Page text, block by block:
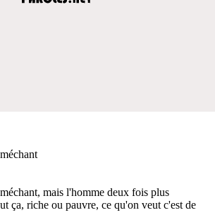
mais l'homme deux fois plus
ça, riche ou pauvre, ce qu'on veut c'est de